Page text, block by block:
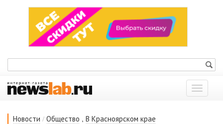
Показать
меню
Новости / Общество , В Красноярском крае